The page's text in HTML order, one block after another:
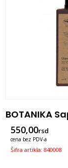
550,00rsd
cena bez PDV-a
Šifra artikla: 840008